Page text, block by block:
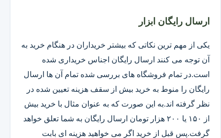
ارسال رایگان ابزار
یکی از مهم ترین نکاتی که بیشتر خریداران در هنگام خرید به
آن توجه می کنند ارسال رایگان اجناس خریداری شده
است.در تمام فروشگاه های بررسی شده تمام آن ها ارسال
رایگان را منوط به خرید بیش از سقف هزینه تعیین شده در
نظر گرفته اند.به این صورت که به عنوان مثال با خرید بیش
از ۱۵۰ یا ۲۰۰ هزار تومان ارسال رایگان به شما تعلق خواهد
گرفت.پس قبل از خرید اگر می خواهید هزینه ای بابت